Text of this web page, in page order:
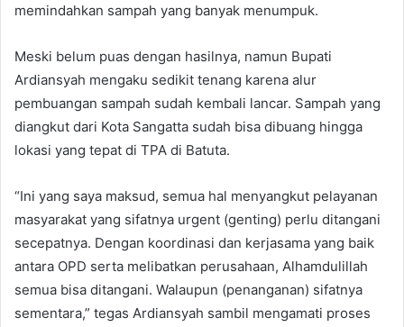
memindahkan sampah yang banyak menumpuk.
Meski belum puas dengan hasilnya, namun Bupati
Ardiansyah mengaku sedikit tenang karena alur
pembuangan sampah sudah kembali lancar. Sampah yang
diangkut dari Kota Sangatta sudah bisa dibuang hingga
lokasi yang tepat di TPA di Batuta.
“Ini yang saya maksud, semua hal menyangkut pelayanan
masyarakat yang sifatnya urgent (genting) perlu ditangani
secepatnya. Dengan koordinasi dan kerjasama yang baik
antara OPD serta melibatkan perusahaan, Alhamdulillah
semua bisa ditangani. Walaupun (penanganan) sifatnya
sementara,” tegas Ardiansyah sambil mengamati proses